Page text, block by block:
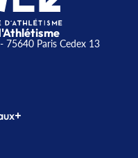
75640 Paris Cedex 13
+